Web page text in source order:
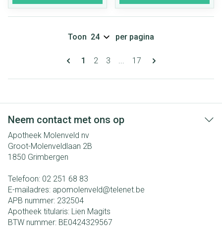
Pagina's
U lees momenteel pagina
1 Pagina
2 Pagina
3 ... Pagina
17
Toon per pagina
Neem contact met ons op
Apotheek Molenveld nv
Groot-Molenveldlaan 2B
1850 Grimbergen
Telefoon: 02 251 68 83
E-mailadres: apomolenveld@telenet.be
APB nummer: 232504
Apotheek titularis: Lien Magits
BTW nummer: BE0424329567